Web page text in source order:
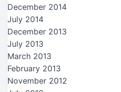
December 2014
July 2014
December 2013
July 2013
March 2013
February 2013
November 2012